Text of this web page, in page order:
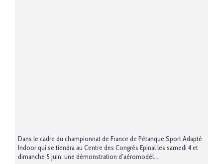
Dans le cadre du championnat de France de Pétanque Sport Adapté
Indoor qui se tiendra au Centre des Congrès Epinal les samedi 4 et
dimanche 5 juin, une démonstration d’aéromodél...